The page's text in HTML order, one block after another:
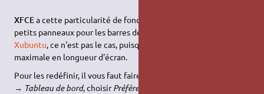
XFCEa cette particularité de fonctionner à la base avec des
petits panneaux pour les barres de menu et d'application. Sous
Xubuntu, ce n'est pas le cas, puisque ceux-ci font la taille
maximale en longueur d'écran.
Pour les redéfinir, il vous faut faire un clic droit sur le panneau
→ Tableau de bord, choisirPréférences du tableau de bord